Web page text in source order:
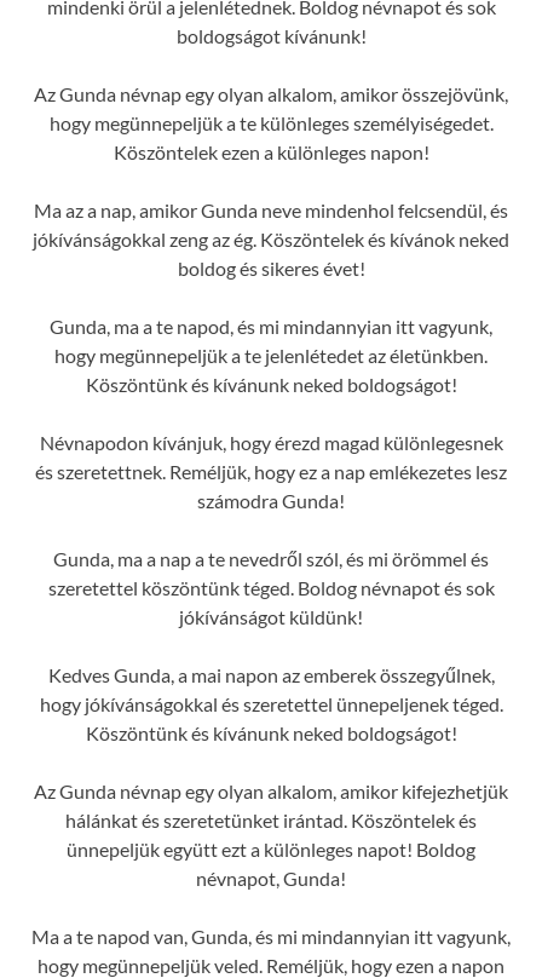
mindenki örül a jelenlétednek. Boldog névnapot és sok
boldogságot kívánunk!
Az Gunda névnap egy olyan alkalom, amikor összejövünk,
hogy megünnepeljük a te különleges személyiségedet.
Köszöntelek ezen a különleges napon!
Ma az a nap, amikor Gunda neve mindenhol felcsendül, és
jókívánságokkal zeng az ég. Köszöntelek és kívánok neked
boldog és sikeres évet!
Gunda, ma a te napod, és mi mindannyian itt vagyunk,
hogy megünnepeljük a te jelenlétedet az életünkben.
Köszöntünk és kívánunk neked boldogságot!
Névnapodon kívánjuk, hogy érezd magad különlegesnek
és szeretettnek. Reméljük, hogy ez a nap emlékezetes lesz
számodra Gunda!
Gunda, ma a nap a te nevedről szól, és mi örömmel és
szeretettel köszöntünk téged. Boldog névnapot és sok
jókívánságot küldünk!
Kedves Gunda, a mai napon az emberek összegyűlnek,
hogy jókívánságokkal és szeretettel ünnepeljenek téged.
Köszöntünk és kívánunk neked boldogságot!
Az Gunda névnap egy olyan alkalom, amikor kifejezhetjük
hálánkat és szeretetünket irántad. Köszöntelek és
ünnepeljük együtt ezt a különleges napot! Boldog
névnapot, Gunda!
Ma a te napod van, Gunda, és mi mindannyian itt vagyunk,
hogy megünnepeljük veled. Reméljük, hogy ezen a napon